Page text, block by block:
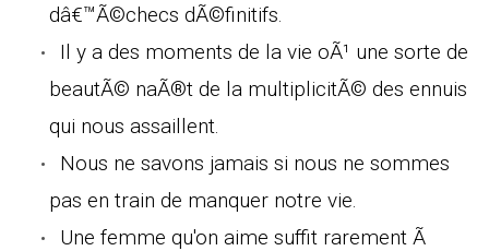
dâ€™Ã©checs dÃ©finitifs.
Il y a des moments de la vie oÃ¹ une sorte de
beautÃ© naÃ®t de la multiplicitÃ© des ennuis
qui nous assaillent.
Nous ne savons jamais si nous ne sommes
pas en train de manquer notre vie.
Une femme qu'on aime suffit rarement Ã